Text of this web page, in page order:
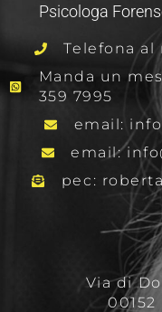
Psicologa
Telefona al
Manda un
359 7995
email:
email:
pec:
Via di
00152